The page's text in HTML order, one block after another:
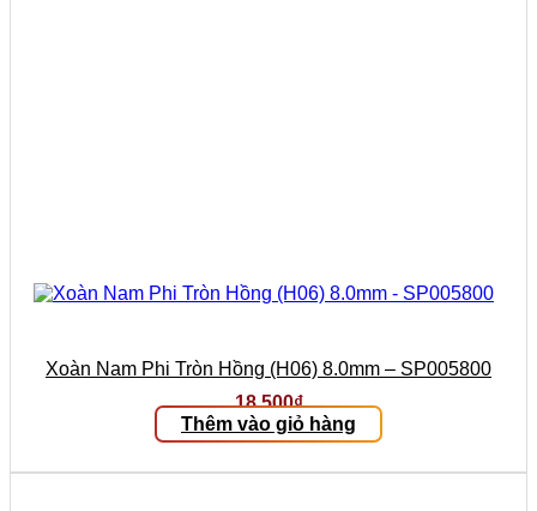
Xoàn Nam Phi Tròn Hồng (H06) 8.0mm – SP005800
18.500₫
Thêm vào giỏ hàng